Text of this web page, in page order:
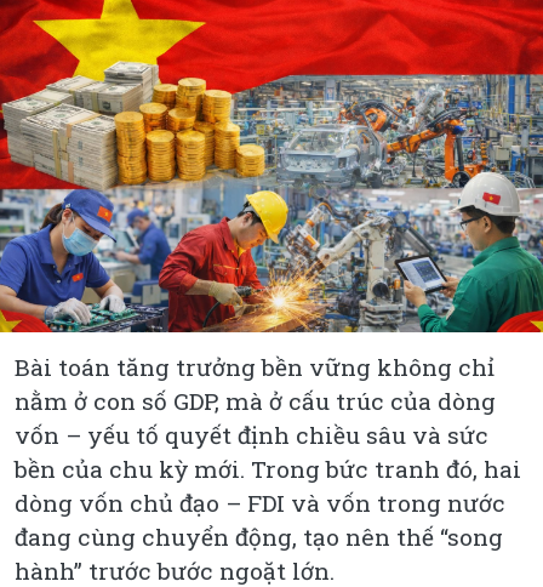
Bài toán tăng trưởng bền vững không chỉ
nằm ở con số GDP, mà ở cấu trúc của dòng
vốn – yếu tố quyết định chiều sâu và sức
bền của chu kỳ mới. Trong bức tranh đó, hai
dòng vốn chủ đạo – FDI và vốn trong nước
đang cùng chuyển động, tạo nên thế “song
hành” trước bước ngoặt lớn.